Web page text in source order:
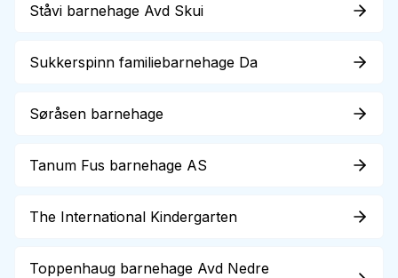
Ståvi barnehage Avd Skui
Sukkerspinn familiebarnehage Da
Søråsen barnehage
Tanum Fus barnehage AS
The International Kindergarten
Toppenhaug barnehage Avd Nedre